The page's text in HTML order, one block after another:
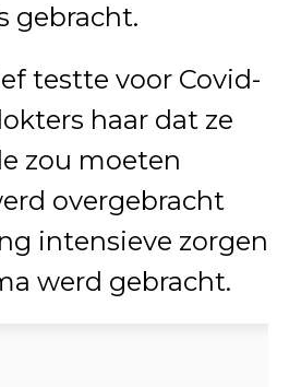
gebracht.
testte voor Covid-
haar dat ze
zou moeten
overgebracht
intensieve zorgen
werd gebracht.